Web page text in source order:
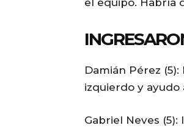
el equipo. Habría
Damián Pérez
izquierdo y ayudo
Gabriel Neves